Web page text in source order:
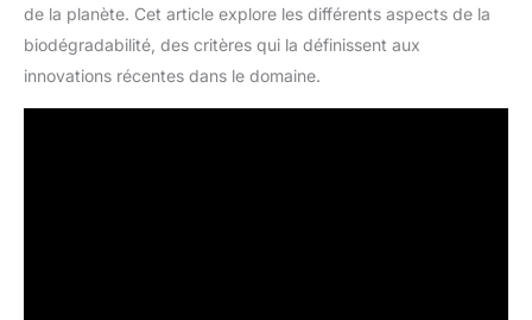
de la planète. Cet article explore les différents aspects de la
biodégradabilité, des critères qui la définissent aux
innovations récentes dans le domaine.